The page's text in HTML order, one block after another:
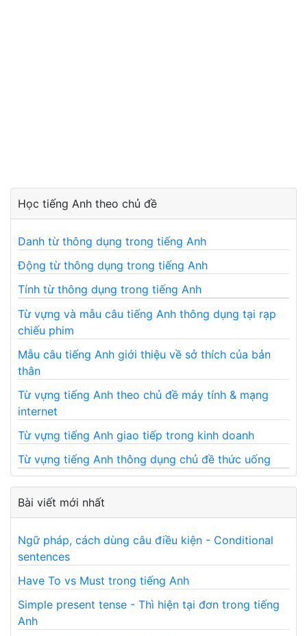
Học tiếng Anh theo chủ đề
Danh từ thông dụng trong tiếng Anh
Động từ thông dụng trong tiếng Anh
Tính từ thông dụng trong tiếng Anh
Từ vựng và mẫu câu tiếng Anh thông dụng tại rạp
chiếu phim
Mẫu câu tiếng Anh giới thiệu về sở thích của bản
thân
Từ vựng tiếng Anh theo chủ đề máy tính & mạng
internet
Từ vựng tiếng Anh giao tiếp trong kinh doanh
Từ vựng tiếng Anh thông dụng chủ đề thức uống
Bài viết mới nhất
Ngữ pháp, cách dùng câu điều kiện - Conditional
sentences
Have To vs Must trong tiếng Anh
Simple present tense - Thì hiện tại đơn trong tiếng
Anh